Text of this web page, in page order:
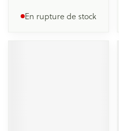
En rupture de stock